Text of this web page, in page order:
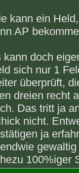
kann ein
AP
kann doch
sich nur 1
überprüft,
dreien recht
Das tritt ja
nicht.
ja
100%iger